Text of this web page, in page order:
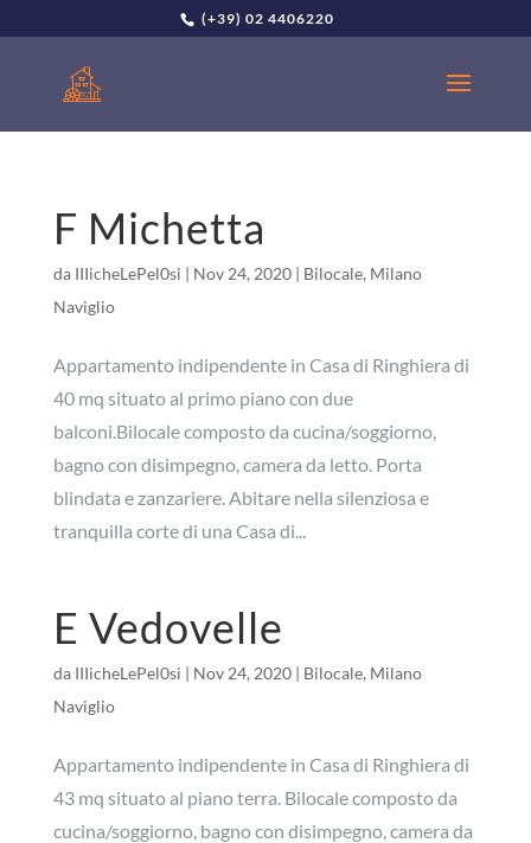
(+39) 02 4406220
F Michetta
da IIIicheLePel0si | Nov 24, 2020| Bilocale, Milano
Naviglio
Appartamento indipendente in Casa di Ringhiera di
40 mq situato al primo piano con due
balconi.Bilocale composto da cucina/soggiorno,
bagno con disimpegno, camera da letto. Porta
blindata e zanzariere. Abitare nella silenziosa e
tranquilla corte di una Casa di...
E Vedovelle
da IIIicheLePel0si | Nov 24, 2020| Bilocale, Milano
Naviglio
Appartamento indipendente in Casa di Ringhiera di
43 mq situato al piano terra. Bilocale composto da
cucina/soggiorno, bagno con disimpegno, camera da